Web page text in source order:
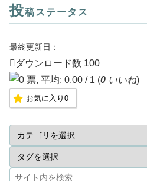
投稿ステータス
最終更新日：
ダウンロード数 100
(0 いいね)
お気に入り 0